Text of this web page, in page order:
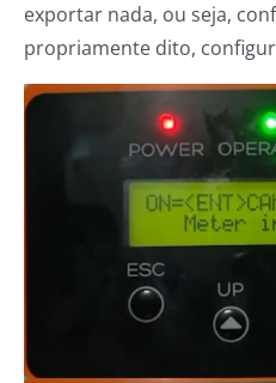
exportar nada, ou seja,
propriamente dito,